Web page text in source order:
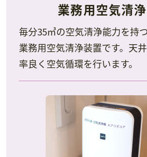
業務用空気清
毎分35㎥の空気清浄能力を持
業務用空気清浄装置です。天
率良く空気循環を行います。